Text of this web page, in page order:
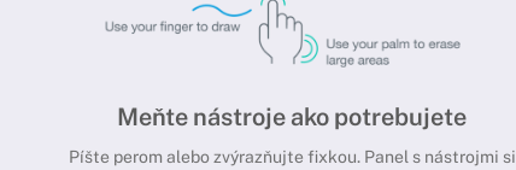
Meňte nástroje ako potrebujete
Píšte perom alebo zvýrazňujte fixkou. Panel s nástrojmi si